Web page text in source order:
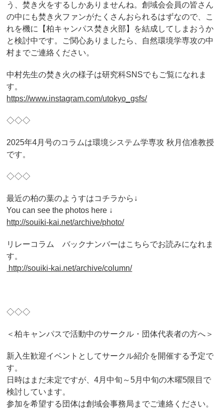
う、焚き火をするしかありませんね。創域会会員の皆さん
の中にも焚き火ファンがたくさんおられるはずなので、こ
れを機に【柏キャンパス焚き火部】を結成してしまおうか
と検討中です。ご関心ありましたら、自然環境学専攻の中
村までご連絡ください。
中村先生の焚き火の様子は研究科SNSでもご覧になれま
す。
https://www.instagram.com/utokyo_gsfs/
◇◇◇
2025年4月号のコラムは環境システム学専攻 秋月信准教授
です。
◇◇◇
最近の柏の葉のようすはコチラから↓
You can see the photos here ↓
http://souiki-kai.net/archive/photo/
リレーコラム バックナンバーはこちらでお読みになれま
す。
http://souiki-kai.net/archive/column/
◇◇◇
＜柏キャンパスで活動中のサークル・団体代表者の方へ＞
新入生歓迎イベントとしてサークル紹介を開催する予定で
す。
日時はまだ未定ですが、4月中旬～5月中旬の木曜5限目で
検討しています。
参加を希望する団体は創域会事務局までご連絡ください。